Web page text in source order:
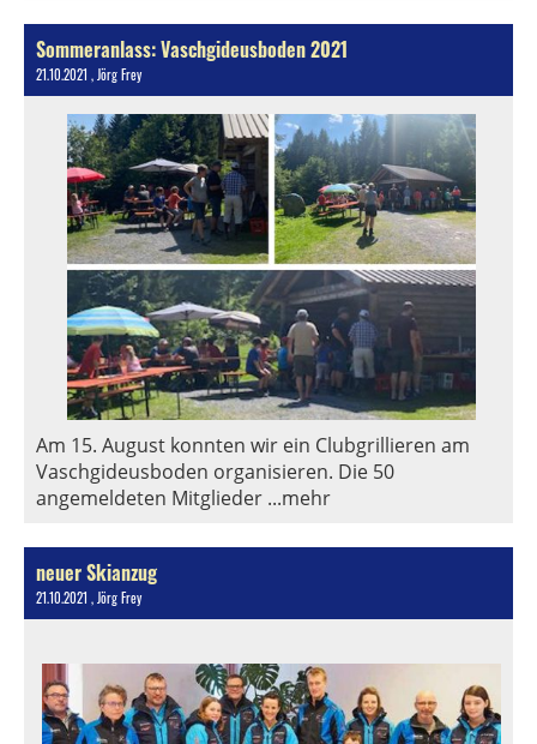
Sommeranlass: Vaschgideusboden 2021
21.10.2021 , Jörg Frey
Am 15. August konnten wir ein Clubgrillieren am
Vaschgideusboden organisieren. Die 50
angemeldeten Mitglieder ...mehr
neuer Skianzug
21.10.2021 , Jörg Frey